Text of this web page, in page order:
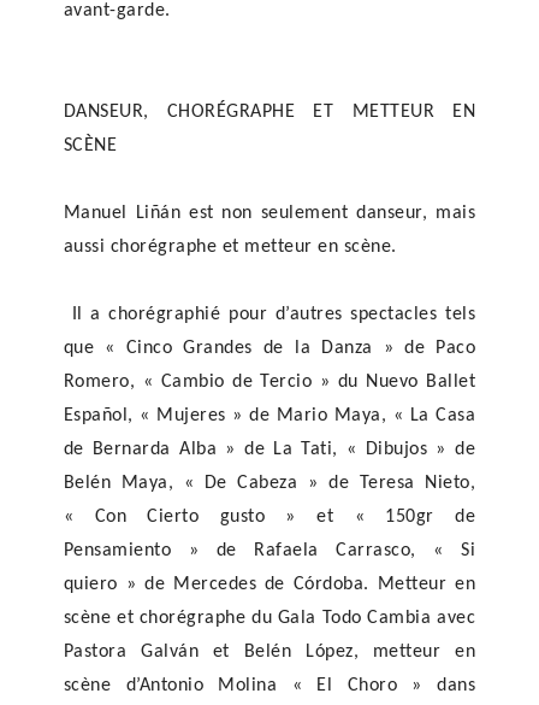
avant-garde.
DANSEUR, CHORÉGRAPHE ET METTEUR EN
SCÈNE
Manuel Liñán est non seulement danseur, mais
aussi chorégraphe et metteur en scène.
Il a chorégraphié pour d’autres spectacles tels
que « Cinco Grandes de la Danza » de Paco
Romero, « Cambio de Tercio » du Nuevo Ballet
Español, « Mujeres » de Mario Maya, « La Casa
de Bernarda Alba » de La Tati, « Dibujos » de
Belén Maya, « De Cabeza » de Teresa Nieto,
« Con Cierto gusto » et « 150gr de
Pensamiento » de Rafaela Carrasco, « Si
quiero » de Mercedes de Córdoba. Metteur en
scène et chorégraphe du Gala Todo Cambia avec
Pastora Galván et Belén López, metteur en
scène d’Antonio Molina « El Choro » dans